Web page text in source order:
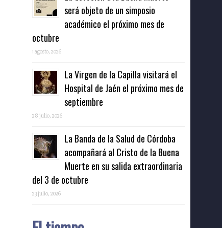
será objeto de un simposio
académico el próximo mes de
octubre
1 agosto, 2026
La Virgen de la Capilla visitará el
Hospital de Jaén el próximo mes de
septiembre
28 julio, 2026
La Banda de la Salud de Córdoba
acompañará al Cristo de la Buena
Muerte en su salida extraordinaria
del 3 de octubre
23 julio, 2026